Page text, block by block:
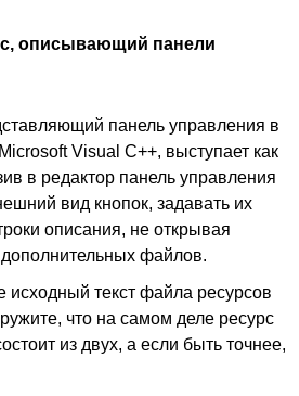
описывающий панели
панель управления в
Visual C++, выступает как
в редактор панель управления
вид кнопок, задавать их
описания, не открывая
дополнительных файлов.
исходный текст файла ресурсов
что на самом деле ресурс
из двух, а если быть точнее,